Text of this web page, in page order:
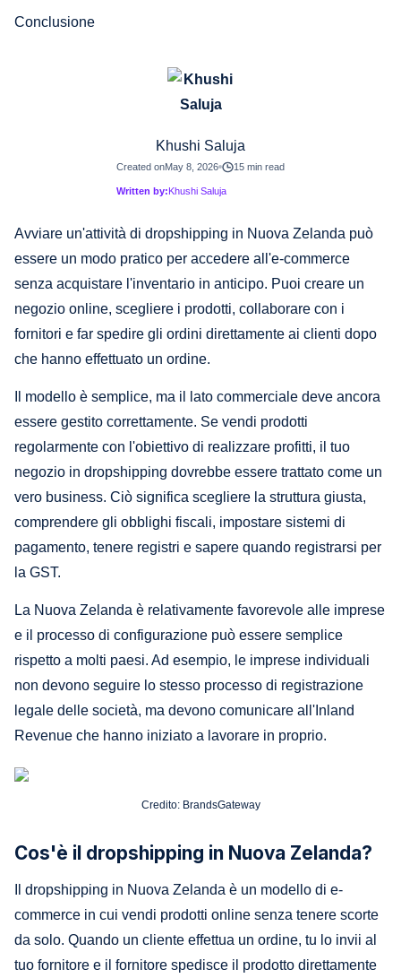
Khushi Saluja
Created onMay 8, 2026 15 min read
Written by:Khushi Saluja
Avviare un'attività di dropshipping in Nuova Zelanda può
essere un modo pratico per accedere all'e-commerce
senza acquistare l'inventario in anticipo. Puoi creare un
negozio online, scegliere i prodotti, collaborare con i
fornitori e far spedire gli ordini direttamente ai clienti dopo
che hanno effettuato un ordine.
Il modello è semplice, ma il lato commerciale deve ancora
essere gestito correttamente. Se vendi prodotti
regolarmente con l'obiettivo di realizzare profitti, il tuo
negozio in dropshipping dovrebbe essere trattato come un
vero business. Ciò significa scegliere la struttura giusta,
comprendere gli obblighi fiscali, impostare sistemi di
pagamento, tenere registri e sapere quando registrarsi per
la GST.
La Nuova Zelanda è relativamente favorevole alle imprese
e il processo di configurazione può essere semplice
rispetto a molti paesi. Ad esempio, le imprese individuali
non devono seguire lo stesso processo di registrazione
legale delle società, ma devono comunicare all'Inland
Revenue che hanno iniziato a lavorare in proprio.
Credito: BrandsGateway
Cos'è il dropshipping in Nuova Zelanda?
Il dropshipping in Nuova Zelanda è un modello di e-
commerce in cui vendi prodotti online senza tenere scorte
da solo. Quando un cliente effettua un ordine, tu lo invii al
tuo fornitore e il fornitore spedisce il prodotto direttamente
Conclusione